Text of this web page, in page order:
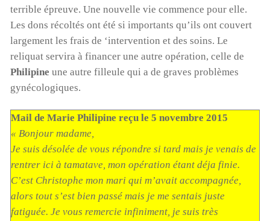
terrible épreuve. Une nouvelle vie commence pour elle.
Les dons récoltés ont été si importants qu’ils ont couvert
largement les frais de ‘intervention et des soins. Le
reliquat servira à financer une autre opération, celle de
Philipine une autre filleule qui a de graves problèmes
gynécologiques.
Mail de Marie Philipine reçu le 5 novembre 2015
« Bonjour madame,
Je suis désolée de vous répondre si tard mais je venais de
rentrer ici à tamatave, mon opération étant déja finie.
C’est Christophe mon mari qui m’avait accompagnée,
alors tout s’est bien passé mais je me sentais juste
fatiguée. Je vous remercie infiniment, je suis très
Pour aider nos enfants, nos salariés, nos centres en
détresse suite au cyclone, Terre des enfants lance une
campagne de dons:
https://www.helloasso.com/associations/association-
gardoise-terre-des-enfants/formulaires/5
des Enfants, chez Mme Poulet, 165 rue Jean Monnet,
30310 VERGEZE
ou nous réclamer un rib si vous souhaitez faire un
virement ( à contact@terredesenfants.fr)
Lecteur
vidéo